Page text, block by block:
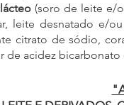
(soro de leite e/
leite desnatado e/
citrato de sódio,
de acidez bicarbonato